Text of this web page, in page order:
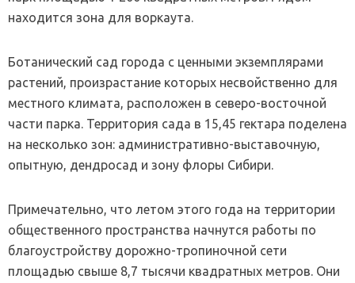
находится зона для воркаута.
Ботанический сад города с ценными экземплярами
растений, произрастание которых несвойственно для
местного климата, расположен в северо-восточной
части парка. Территория сада в 15,45 гектара поделена
на несколько зон: административно-выставочную,
опытную, дендросад и зону флоры Сибири.
Примечательно, что летом этого года на территории
общественного пространства начнутся работы по
благоустройству дорожно-тропиночной сети
площадью свыше 8,7 тысячи квадратных метров. Они